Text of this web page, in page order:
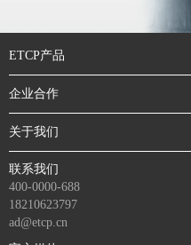
ETCP产品
企业合作
关于我们
联系我们
400-0000-688
18210623797
ad@etcp.cn